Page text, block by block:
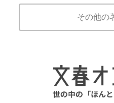
その他の